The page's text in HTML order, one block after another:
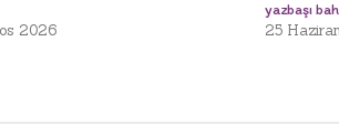
2026
yazbaşı
25